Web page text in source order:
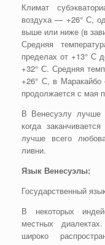
Климат
воздуха — +26° С,
выше или ниже (в
Средняя
пределах от +13° С
+32° С. Средняя
+26° С, в
продолжается с мая
В Венесуэлу лучше
когда
лучше всего
ливни.
Язык Венесуэлы:
Государственный
В некоторых
местных
широко